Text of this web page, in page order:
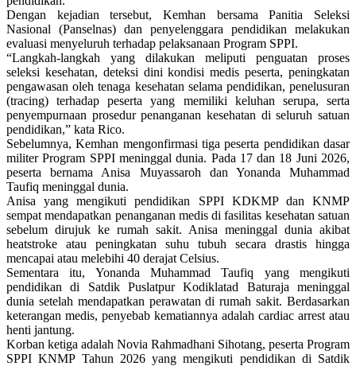
Dengan kejadian tersebut, Kemhan bersama Panitia Seleksi
Nasional (Panselnas) dan penyelenggara pendidikan melakukan
evaluasi menyeluruh terhadap pelaksanaan Program SPPI.
“Langkah-langkah yang dilakukan meliputi penguatan proses
seleksi kesehatan, deteksi dini kondisi medis peserta, peningkatan
pengawasan oleh tenaga kesehatan selama pendidikan, penelusuran
(tracing) terhadap peserta yang memiliki keluhan serupa, serta
penyempurnaan prosedur penanganan kesehatan di seluruh satuan
pendidikan,” kata Rico.
Sebelumnya, Kemhan mengonfirmasi tiga peserta pendidikan dasar
militer Program SPPI meninggal dunia. Pada 17 dan 18 Juni 2026,
peserta bernama Anisa Muyassaroh dan Yonanda Muhammad
Taufiq meninggal dunia.
Anisa yang mengikuti pendidikan SPPI KDKMP dan KNMP
sempat mendapatkan penanganan medis di fasilitas kesehatan satuan
sebelum dirujuk ke rumah sakit. Anisa meninggal dunia akibat
heatstroke atau peningkatan suhu tubuh secara drastis hingga
mencapai atau melebihi 40 derajat Celsius.
Sementara itu, Yonanda Muhammad Taufiq yang mengikuti
pendidikan di Satdik Puslatpur Kodiklatad Baturaja meninggal
dunia setelah mendapatkan perawatan di rumah sakit. Berdasarkan
keterangan medis, penyebab kematiannya adalah cardiac arrest atau
henti jantung.
Korban ketiga adalah Novia Rahmadhani Sihotang, peserta Program
SPPI KNMP Tahun 2026 yang mengikuti pendidikan di Satdik